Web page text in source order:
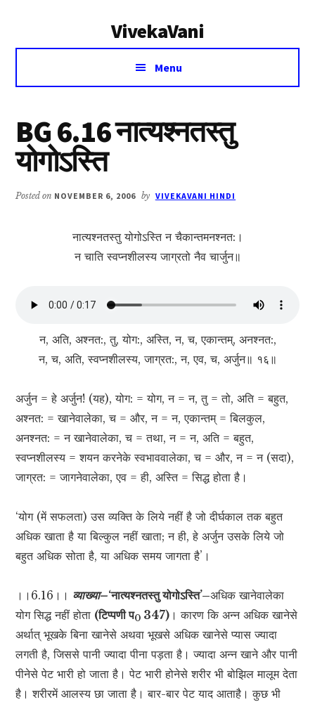
VivekaVani
Voice
Vivekananda
Menu
BG 6.16 नात्यश्नतस्तु
योगोऽस्ति
Posted on NOVEMBER 6, 2006 by VIVEKAVANI HINDI
नात्यश्नतस्तु योगोऽस्ति न चैकान्तमनश्नत:।
न चाति स्वप्नशीलस्य जाग्रतो नैव चार्जुन॥
न, अति, अश्नत:, तु, योग:, अस्ति, न, च, एकान्तम्, अनश्नत:,
न, च, अति, स्वप्नशीलस्य, जाग्रत:, न, एव, च, अर्जुन॥ १६॥
अर्जुन = हे अर्जुन! (यह), योग: = योग, न = न, तु = तो, अति = बहुत,
अश्नत: = खानेवालेका, च = और, न = न, एकान्तम् = बिलकुल,
अनश्नत: = न खानेवालेका, च = तथा, न = न, अति = बहुत,
स्वप्नशीलस्य = शयन करनेके स्वभाववालेका, च = और, न = न (सदा),
जाग्रत: = जागनेवालेका, एव = ही, अस्ति = सिद्ध होता है।
‘योग (में सफलता) उस व्यक्ति के लिये नहीं है जो दीर्घकाल तक बहुत
अधिक खाता है या बिल्कुल नहीं खाता; न ही, हे अर्जुन उसके लिये जो
बहुत अधिक सोता है, या अधिक समय जागता है’।
।।6.16।। व्याख्या–‘नात्यश्नतस्तु योगोऽस्ति’–अधिक खानेवालेका
योग सिद्ध नहीं होता (टिप्पणी प0 347) । कारण कि अन्न अधिक खानेसे
अर्थात् भूखके बिना खानेसे अथवा भूखसे अधिक खानेसे प्यास ज्यादा
लगती है, जिससे पानी ज्यादा पीना पड़ता है। ज्यादा अन्न खाने और पानी
पीनेसे पेट भारी हो जाता है। पेट भारी होनेसे शरीर भी बोझिल मालूम देता
है। शरीरमें आलस्य छा जाता है। बार-बार पेट याद आताहै। कुछ भी